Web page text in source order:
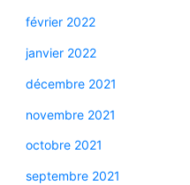
février 2022
janvier 2022
décembre 2021
novembre 2021
octobre 2021
septembre 2021